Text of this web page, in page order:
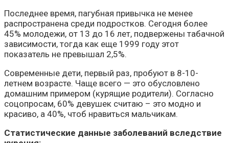
Последнее время, пагубная привычка не менее
распространена среди подростков. Сегодня более
45% молодежи, от 13 до 16 лет, подвержены табачной
зависимости, тогда как еще 1999 году этот
показатель не превышал 2,5%.
Современные дети, первый раз, пробуют в 8-10-
летнем возрасте. Чаще всего — это обусловлено
домашним примером (курящие родители). Согласно
соцопросам, 60% девушек считаю – это модно и
красиво, а 40%, чтоб нравиться мальчикам.
Статистические данные заболеваний вследствие